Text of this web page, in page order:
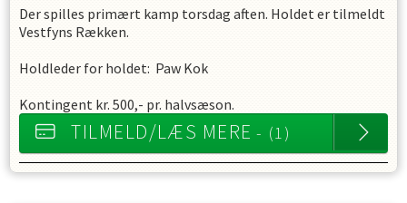
Der spilles primært kamp torsdag aften. Holdet er tilmeldt
Vestfyns Rækken.
Holdleder for holdet: Paw Kok
Kontingent kr. 500,- pr. halvsæson.
TILMELD/LÆS MERE - (1)